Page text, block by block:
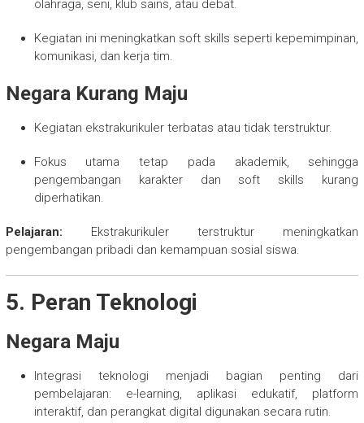
olahraga, seni, klub sains, atau debat.
Kegiatan ini meningkatkan soft skills seperti kepemimpinan,
komunikasi, dan kerja tim.
Negara Kurang Maju
Kegiatan ekstrakurikuler terbatas atau tidak terstruktur.
Fokus utama tetap pada akademik, sehingga
pengembangan karakter dan soft skills kurang
diperhatikan.
Pelajaran: Ekstrakurikuler terstruktur meningkatkan
pengembangan pribadi dan kemampuan sosial siswa.
5. Peran Teknologi
Negara Maju
Integrasi teknologi menjadi bagian penting dari
pembelajaran: e-learning, aplikasi edukatif, platform
interaktif, dan perangkat digital digunakan secara rutin.